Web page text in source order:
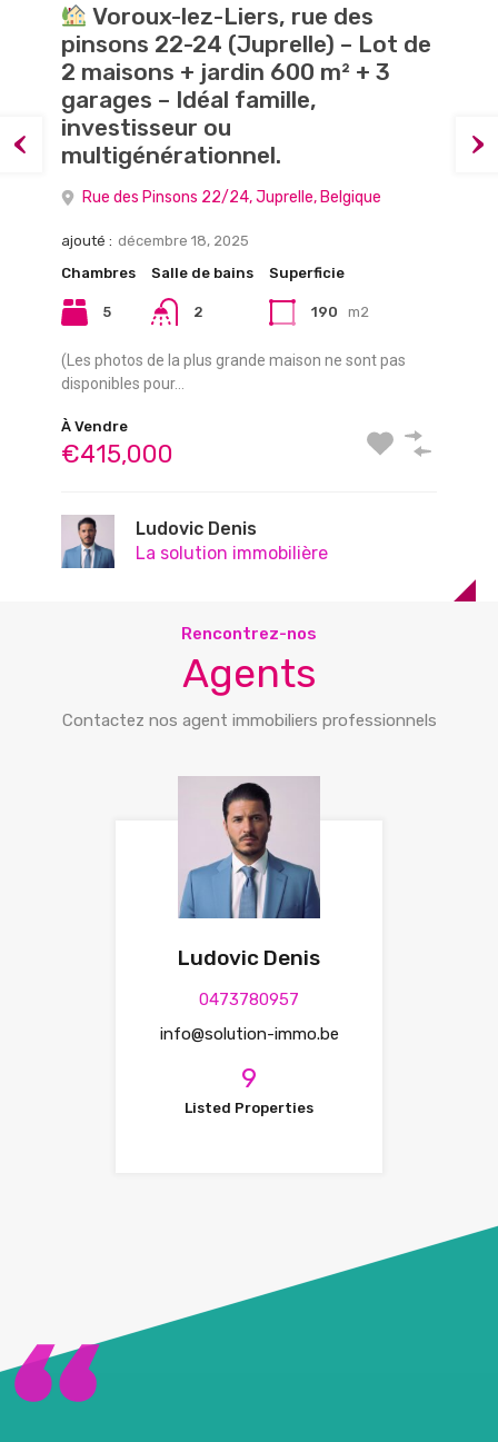
Voroux-lez-Liers, rue des
pinsons 22-24 (Juprelle) – Lot de
2 maisons + jardin 600 m² + 3
garages – Idéal famille,
investisseur ou
multigénérationnel.
Rue des Pinsons 22/24, Juprelle, Belgique
ajouté : décembre 18, 2025
Chambres
5
Salle de bains
2
Superficie
190 m2
(Les photos de la plus grande maison ne sont pas
disponibles pour…
À Vendre
€415,000
Ludovic Denis
La solution immobilière
Superbe maison totalement
rénovée – 3 ch- pos. prof. libér.
Rue Pied du Thier-à-Liège 51, Liège, Belgique
ajouté : décembre 18, 2025
Chambres
3
Salle de bains
2
Superficie
159 m2
La solution immobilière a l’honneur de vous présenter
cette maison unifamiliale totalement…
À Vendre
La solution immobilière
Opportunité d’investissement
exceptionnelle à Virton:
10appartements
Rue du Bosquet 3, Virton, Belgique
ajouté : octobre 3, 2025
Chambres
Salle de bains Superficie
Vous cherchez un investissement immobilier sûr et
rentable dans une région à…
€799,000
Ludovic Denis
La solution immobilière
Rencontrez-nos
Agents
Contactez nos agent immobiliers professionnels
Ludovic Denis
0473780957
info@solution-immo.be
9
Listed Properties